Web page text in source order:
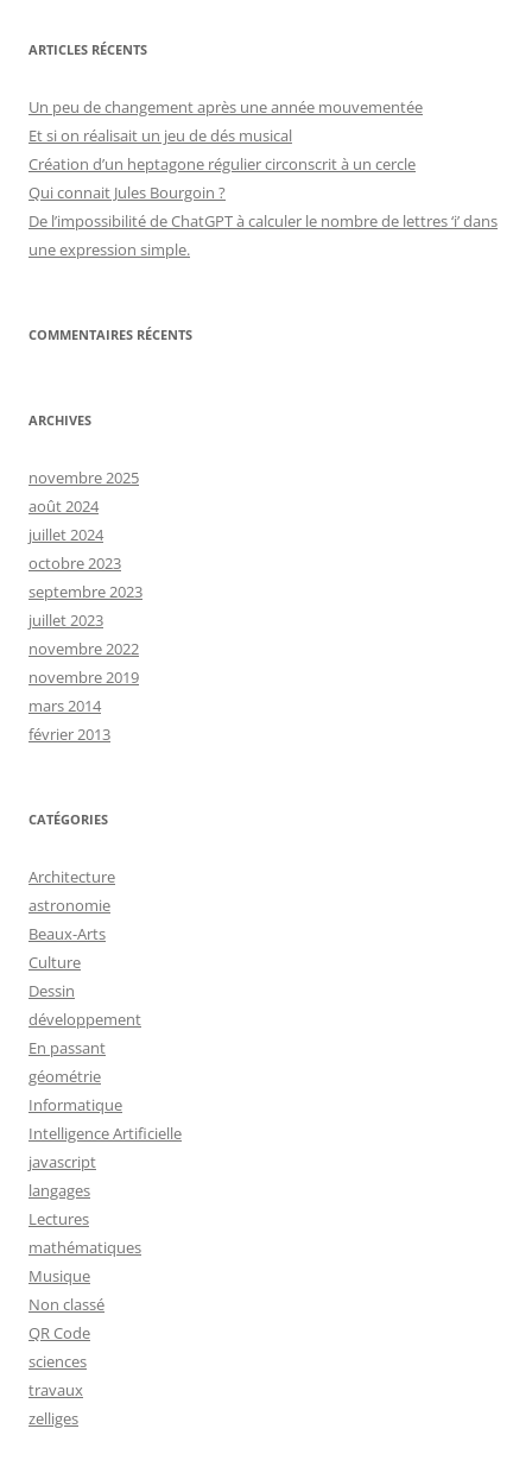
ARTICLES RÉCENTS
Un peu de changement après une année mouvementée
Et si on réalisait un jeu de dés musical
Création d’un heptagone régulier circonscrit à un cercle
Qui connait Jules Bourgoin ?
De l’impossibilité de ChatGPT à calculer le nombre de lettres ‘i’ dans
une expression simple.
COMMENTAIRES RÉCENTS
ARCHIVES
novembre 2025
août 2024
juillet 2024
octobre 2023
septembre 2023
juillet 2023
novembre 2022
novembre 2019
mars 2014
février 2013
CATÉGORIES
Architecture
astronomie
Beaux-Arts
Culture
Dessin
développement
En passant
géométrie
Informatique
Intelligence Artificielle
javascript
langages
Lectures
mathématiques
Musique
Non classé
QR Code
sciences
travaux
zelliges